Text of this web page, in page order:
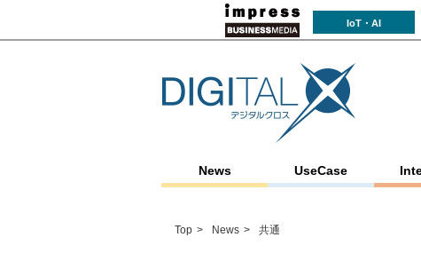
IoT・AI
News UseCase
Top News 共通